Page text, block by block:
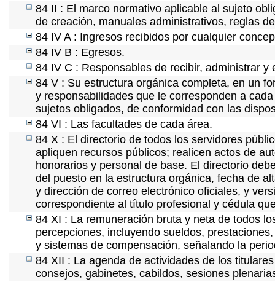
84 II : El marco normativo aplicable al sujeto
de creación, manuales administrativos, reglas
84 IV A : Ingresos recibidos por cualquier
84 IV B : Egresos.
84 IV C : Responsables de recibir, administrar y
84 V : Su estructura orgánica completa, en un
y responsabilidades que le corresponden a
sujetos obligados, de conformidad con las
84 VI : Las facultades de cada área.
84 X : El directorio de todos los servidores
apliquen recursos públicos; realicen actos de
honorarios y personal de base. El directorio
del puesto en la estructura orgánica, fecha de
y dirección de correo electrónico oficiales, y
correspondiente al título profesional y cédula
84 XI : La remuneración bruta y neta de todos
percepciones, incluyendo sueldos,
y sistemas de compensación, señalando la
84 XII : La agenda de actividades de los
consejos, gabinetes, cabildos, sesiones